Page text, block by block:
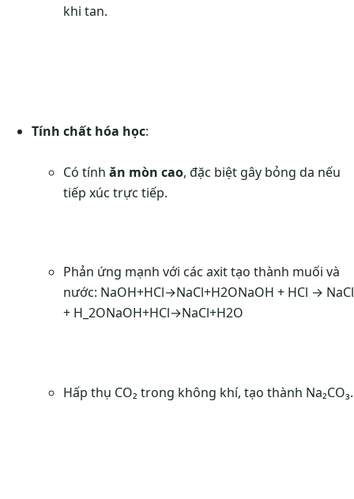
khi tan.
Tính chất hóa học:
Có tính ăn mòn cao, đặc biệt gây bỏng da nếu
tiếp xúc trực tiếp.
Phản ứng mạnh với các axit tạo thành muối và
nước: NaOH+HCl→NaCl+H2ONaOH + HCl → NaCl
+ H_2ONaOH+HCl→NaCl+H2O
Hấp thụ CO₂ trong không khí, tạo thành Na₂CO₃.